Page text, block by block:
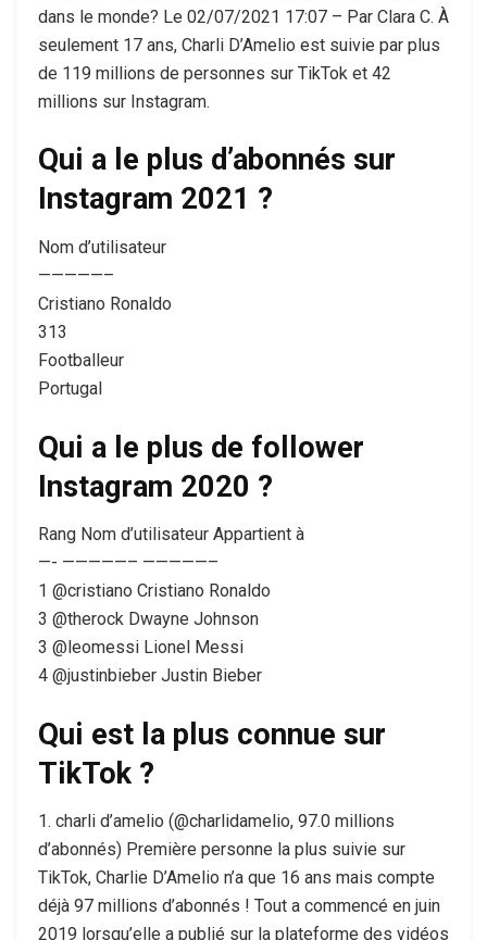
dans le monde? Le 02/07/2021 17:07 – Par Clara C. À
seulement 17 ans, Charli D’Amelio est suivie par plus
de 119 millions de personnes sur TikTok et 42
millions sur Instagram.
Qui a le plus d’abonnés sur
Instagram 2021 ?
Nom d’utilisateur
—————–
Cristiano Ronaldo
313
Footballeur
Portugal
Qui a le plus de follower
Instagram 2020 ?
Rang Nom d’utilisateur Appartient à
—- —————– —————–
1 @cristiano Cristiano Ronaldo
3 @therock Dwayne Johnson
3 @leomessi Lionel Messi
4 @justinbieber Justin Bieber
Qui est la plus connue sur
TikTok ?
1. charli d’amelio (@charlidamelio, 97.0 millions
d’abonnés) Première personne la plus suivie sur
TikTok, Charlie D’Amelio n’a que 16 ans mais compte
déjà 97 millions d’abonnés ! Tout a commencé en juin
2019 lorsqu’elle a publié sur la plateforme des vidéos